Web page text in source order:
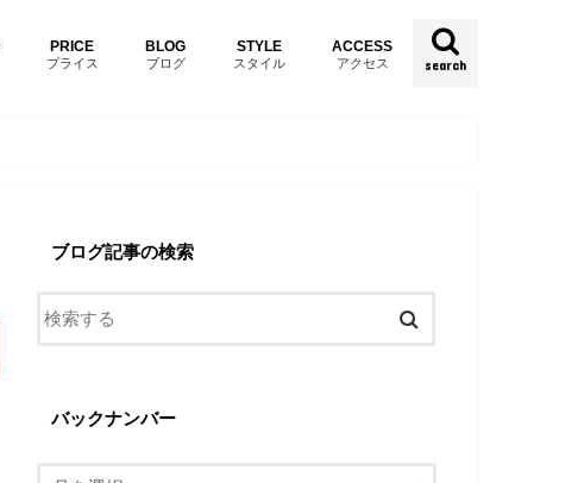
search
PRICE
プライス
BLOG
ブログ
STYLE
スタイル
ACCESS
アクセス
ブログ記事の検索
バックナンバー